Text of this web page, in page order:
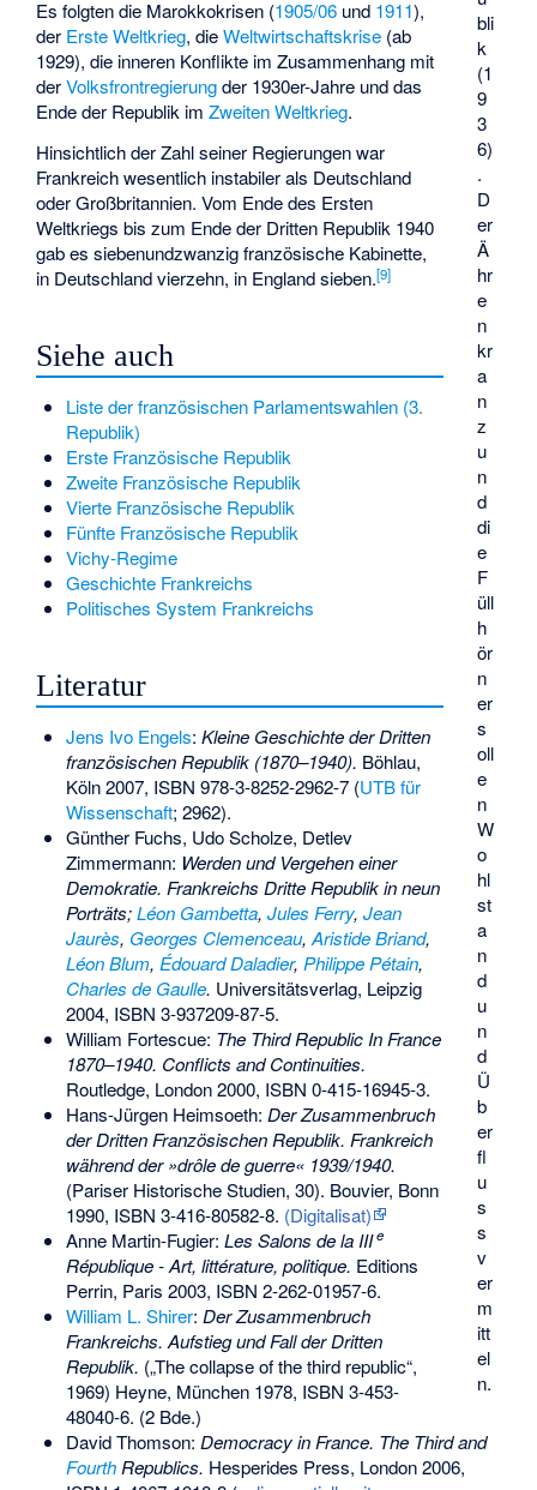
bli
k
(1
9
3
6)
.
D
er
Ä
hr
e
n
kr
a
n
z
u
n
d
di
e
F
üll
h
ör
n
er
s
oll
e
n
W
o
hl
st
a
n
d
u
n
d
Ü
b
er
fl
u
s
s
v
er
m
itt
el
n.
Es folgten die Marokkokrisen (1905/06 und 1911),
der Erste Weltkrieg, dieWeltwirtschaftskrise (ab
1929), die inneren Konflikte im Zusammenhang mit
derVolksfrontregierungder 1930er-Jahre und das
Ende der Republik imZweiten Weltkrieg.
Hinsichtlich der Zahl seiner Regierungen war
Frankreich wesentlich instabiler als Deutschland
oder Großbritannien. Vom Ende des Ersten
Weltkriegs bis zum Ende der Dritten Republik 1940
gab es siebenundzwanzig französische Kabinette,
in Deutschland vierzehn, in England sieben.[9]
Siehe auch
Liste der französischen Parlamentswahlen (3.
Republik)
Erste Französische Republik
Zweite Französische Republik
Vierte Französische Republik
Fünfte Französische Republik
Vichy-Regime
Geschichte Frankreichs
Politisches System Frankreichs
Literatur
Jens Ivo Engels: Kleine Geschichte der Dritten
französischen Republik (1870–1940). Böhlau,
Köln 2007, ISBN 978-3-8252-2962-7(UTB für
Wissenschaft; 2962).
Günther Fuchs, Udo Scholze, Detlev
Zimmermann: Werden und Vergehen einer
Demokratie. Frankreichs Dritte Republik in neun
Porträts;Léon Gambetta, Jules Ferry, Jean
Jaurès, Georges Clemenceau, Aristide Briand,
Léon Blum, Édouard Daladier, Philippe Pétain,
Charles de Gaulle. Universitätsverlag, Leipzig
2004, ISBN 3-937209-87-5.
William Fortescue: The Third Republic In France
1870–1940. Conflicts and Continuities.
Routledge, London 2000, ISBN 0-415-16945-3.
Hans-Jürgen Heimsoeth: Der Zusammenbruch
der Dritten Französischen Republik. Frankreich
während der »drôle de guerre« 1939/1940.
(Pariser Historische Studien, 30). Bouvier, Bonn
1990, ISBN 3-416-80582-8. (Digitalisat)
Anne Martin-Fugier: Les Salons de la IIIe
République - Art, littérature, politique. Editions
Perrin, Paris 2003, ISBN 2-262-01957-6.
William L. Shirer: Der Zusammenbruch
Frankreichs. Aufstieg und Fall der Dritten
Republik. („The collapse of the third republic“,
1969) Heyne, München 1978, ISBN 3-453-
48040-6. (2 Bde.)
David Thomson: Democracy in France. The Third and
FourthRepublics. Hesperides Press, London 2006,